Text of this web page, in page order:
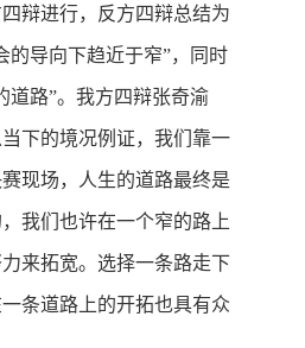
辩进行，反方四辩总结为
的导向下趋近于窄”，同时
道路”。我方四辩张奇渝
当下的境况例证，我们靠一
现场，人生的道路最终是
我们也许在一个窄的路上
来拓宽。选择一条路走下
条道路上的开拓也具有众